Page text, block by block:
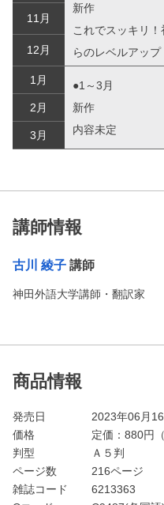
新作
これでスッキリ！
らのレベルアップ
11月
12月
1月
●1～3月
新作
内容未定
2月
3月
講師情報
古川 綾子 講師
神田外語大学講師・翻訳家
商品情報
発売日
2023年06月
価格
定価： 880円
判型
Ａ５判
ページ数
216ページ
雑誌コード
6213363